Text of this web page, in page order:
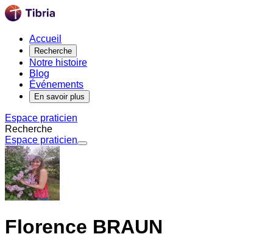
Accueil
Recherche
Notre histoire
Blog
Événements
En savoir plus
Espace praticien
Recherche
Espace praticien
Florence BRAUN